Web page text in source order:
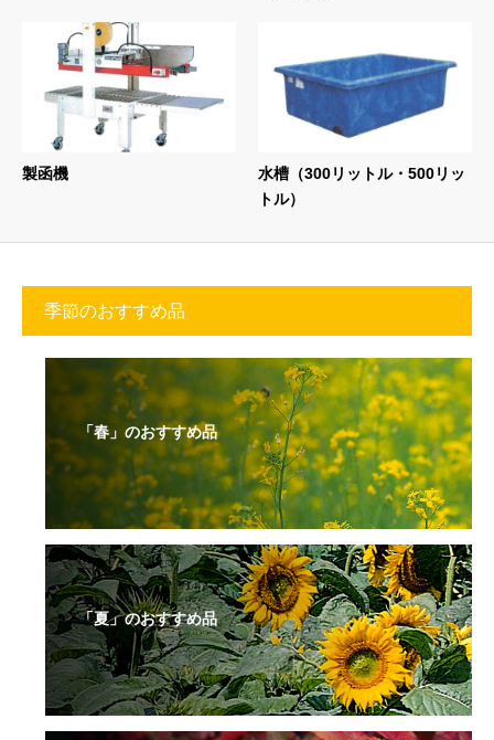
製函機
水槽（300リットル・500リッ
トル）
季節のおすすめ品
「春」のおすすめ品
「夏」のおすすめ品